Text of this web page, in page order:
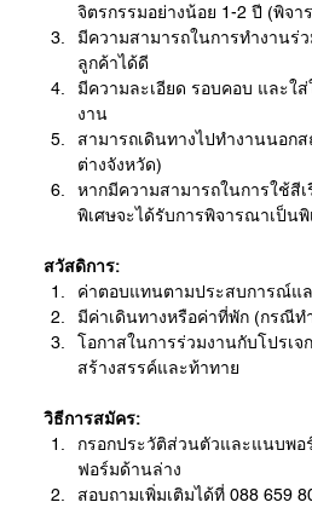
จิตรกรรมอย่างน้อย 1-2 ปี (พิจา
มีความสามารถในการทำงานร่
ลูกค้าได้ดี
มีความละเอียด รอบคอบ และใส่
งาน
สามารถเดินทางไปทำงานนอก
ต่างจังหวัด)
หากมีความสามารถในการใช้สี
พิเศษจะได้รับการพิจารณาเป็นพิ
สวัสดิการ:
ค่าตอบแทนตามประสบการณ์แ
มีค่าเดินทางหรือค่าที่พัก (กรณีท
โอกาสในการร่วมงานกับโปรเ
สร้างสรรค์และท้าทาย
วิธีการสมัคร:
กรอกประวัติส่วนตัวและแนบพ
ฟอร์มด้านล่าง
สอบถามเพิ่มเติมได้ที่ 088 659